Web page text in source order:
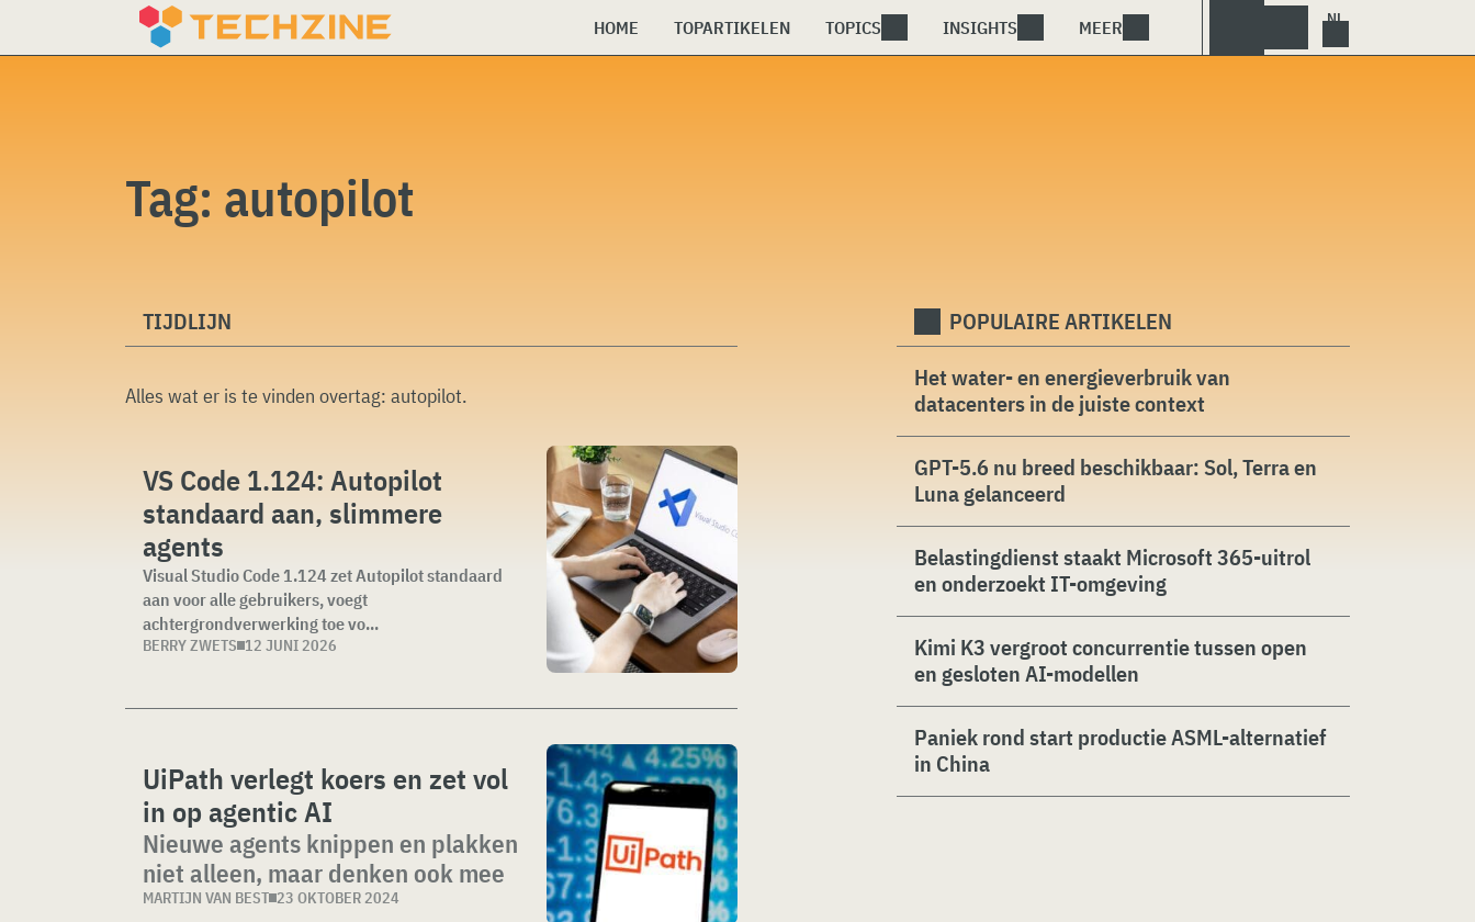
HOME TOPARTIKELEN TOPICS INSIGHTS MEER
Tag: autopilot
TIJDLIJN
Alles wat er is te vinden overtag: autopilot.
VS Code 1.124: Autopilot
standaard aan, slimmere
agents
Visual Studio Code 1.124 zet Autopilot standaard
aan voor alle gebruikers, voegt
achtergrondverwerking toe vo...
BERRY ZWETS 12 JUNI 2026
UiPath verlegt koers en zet vol
in op agentic AI
Nieuwe agents knippen en plakken
niet alleen, maar denken ook mee
MARTIJN VAN BEST 23 OKTOBER 2024
POPULAIRE ARTIKELEN
Het water- en energieverbruik van
datacenters in de juiste context
GPT-5.6 nu breed beschikbaar: Sol, Terra en
Luna gelanceerd
Belastingdienst staakt Microsoft 365-uitrol
en onderzoekt IT-omgeving
Kimi K3 vergroot concurrentie tussen open
en gesloten AI-modellen
Paniek rond start productie ASML-alternatief
in China